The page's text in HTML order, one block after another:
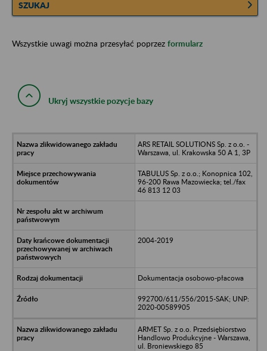
SZUKAJ
Wszystkie uwagi można przesyłać poprzez formularz
Ukryj wszystkie pozycje bazy
ARS RETAIL SOLUTIONS Sp. z o.o. -
Warszawa, ul. Krakowska 50 A 1, 3P
TABULUS Sp. z o.o.; Konopnica 102,
96-200 Rawa Mazowiecka; tel./fax
46 813 12 03
2004-2019
Dokumentacja osobowo-płacowa
992700/611/556/2015-SAK; UNP:
2020-00589905
ARMET Sp. z o.o. Przedsiębiorstwo
Handlowo Produkcyjne - Warszawa,
ul. Broniewskiego 85